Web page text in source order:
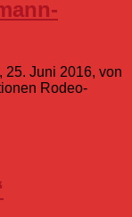
25. Juni 2016, von
Rodeo-